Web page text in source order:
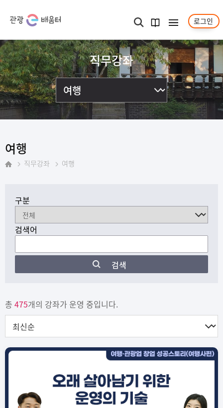
검색
과정
안내서
메뉴보기 로그인
직무강좌
여행
직무강좌 여행
구분
검색어
검색
총 475개의 강좌가 운영 중입니다.